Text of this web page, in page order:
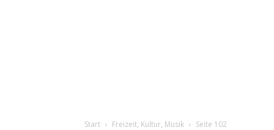
Start Freizeit, Kultur, Musik Seite 102